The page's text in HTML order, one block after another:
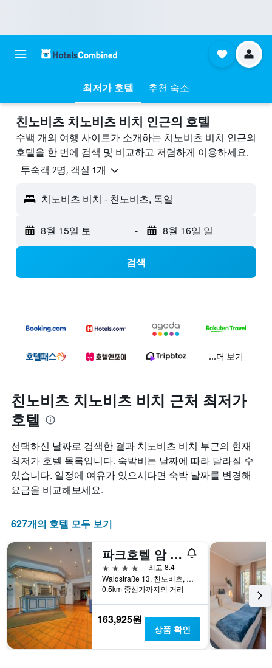
최저가 호텔 추천 숙소
친노비츠 치노비츠 비치 ​인근의 호텔
수백 개의 여행 사이트가 소개하는 치노비츠 비치 인근의
호텔을 한 번에 검색 및 비교하고 저렴하게 이용하세요.
​투숙객 2​명, ​객실 1개
치노비츠 비치 - 친노비츠, 독일
8월 15일 토 - 8월 16일 일
검색
...더 보기
친노비츠 치노비츠 비치 근처 최저가
호텔
선택하신 날짜로 검색한 결과 치노비츠 비치 부근의 현재
최저가 호텔 목록입니다. 숙박비는 날짜에 따라 달라질 수
있습니다. 일정에 여유가 있으시다면 숙박 날짜를 변경해
요금을 비교해보세요.
627개의 호텔 모두 보기
파크호텔 암 글리엔베르크 바이 페어웨이 호텔스
4성급
최고 8.4
Waldstraße 13, 친노비츠, 메클렌부르크포어포메른, 독일
0.5km 중심가까지의 거리
163,925원
상품 확인